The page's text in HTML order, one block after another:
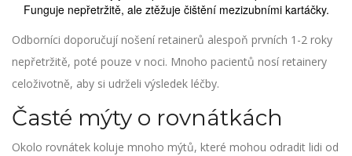
Funguje nepřetržitě, ale ztěžuje čištění mezizubními kartáčky.
Odborníci doporučují nošení retainerů alespoň prvních 1-2 roky
nepřetržitě, poté pouze v noci. Mnoho pacientů nosí retainery
celoživotně, aby si udrželi výsledek léčby.
Časté mýty o rovnátkách
Okolo rovnátek koluje mnoho mýtů, které mohou odradit lidi od